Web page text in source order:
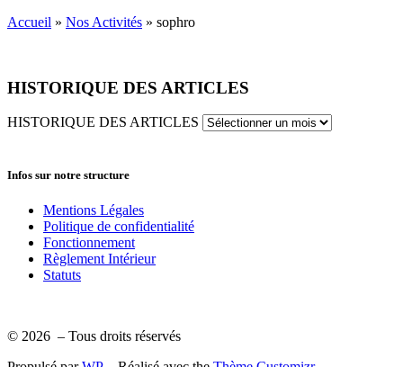
Accueil » Nos Activités » sophro
HISTORIQUE DES ARTICLES
HISTORIQUE DES ARTICLES
Infos sur notre structure
Mentions Légales
Politique de confidentialité
Fonctionnement
Règlement Intérieur
Statuts
© 2026 – Tous droits réservés